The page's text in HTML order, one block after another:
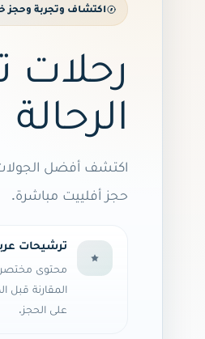
اكتشاف وتجربة وحجز
رحلات
الرحالة
اكتشف أفضل الجولات
حجز أفلييت مباشرة.
ترشيحات
محتوى
المقارنة
على الحجز.